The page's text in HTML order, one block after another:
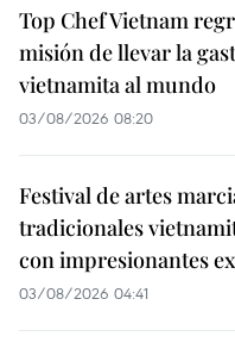
Top Chef Vietnam
misión de llevar la
vietnamita al mundo
03/08/2026 08:20
Festival de artes
tradicionales
con impresionantes
03/08/2026 04:41